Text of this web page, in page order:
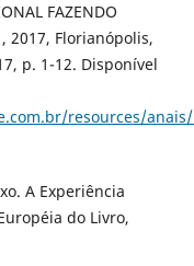
FAZENDO
2017, Florianópolis,
p. 1-12. Disponível
resources/anais/
A Experiência
do Livro,